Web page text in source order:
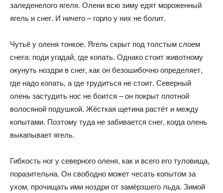
заледенелого ягеля. Олени всю зиму едят мороженный
ягель и снег. И ничего – горло у них не болит.
Чутьё у оленя тонкое. Ягель скрыт под толстым слоем
снега: поди угадай, где копать. Однако стоит животному
окунуть ноздри в снег, как он безошибочно определяет,
где надо копать, а где трудиться не стоит. Северный
олень застудить нос не боится – он покрыт плотной
волосяной подушкой. Жёсткая щетина растёт и между
копытами. Поэтому туда не забивается снег, когда олень
выкапывает ягель.
Гибкость ног у северного оленя, как и всего его туловища,
поразительна. Он свободно может чесать копытом за
ухом, прочищать ими ноздри от замёрзшего льда. Зимой